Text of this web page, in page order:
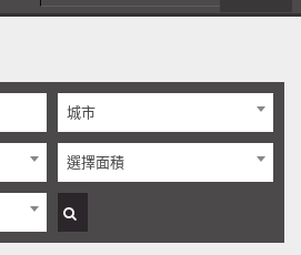
城市
選擇面積